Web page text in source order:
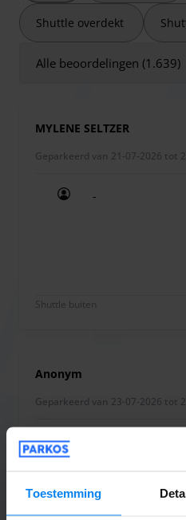
Toestemming
Vertaald met DeepL.com (gratis
Shuttle overdekt
Alle beoordelingen (1.639)
MYLENE SELTZER
Geparkeerd van 21-07-2026 tot
-
Shuttle buiten
Anonym
Geparkeerd van 23-07-2026 tot
Klappt
Klappt